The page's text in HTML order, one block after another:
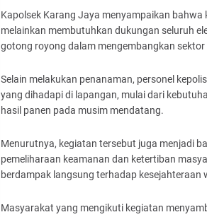
Kapolsek Karang Jaya menyampaikan
melainkan membutuhkan dukungan seluruh
gotong royong dalam mengembangkan
Selain melakukan penanaman, personel
yang dihadapi di lapangan, mulai dari
hasil panen pada musim mendatang.
Menurutnya, kegiatan tersebut juga menjadi
pemeliharaan keamanan dan ketertiban
berdampak langsung terhadap kesejahteraan
Masyarakat yang mengikuti kegiatan